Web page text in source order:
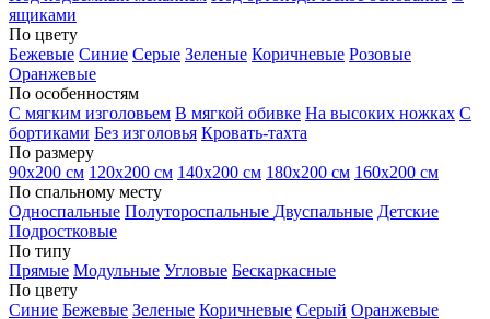
ящиками
По цвету
Бежевые Синие Серые Зеленые Коричневые Розовые
Оранжевые
По особенностям
С мягким изголовьем В мягкой обивке На высоких ножках С
бортиками Без изголовья Кровать-тахта
По размеру
90х200 см 120х200 см 140х200 см 180х200 см 160х200 см
По спальному месту
Односпальные Полутороспальные Двуспальные Детские
Подростковые
По типу
Прямые Модульные Угловые Бескаркасные
По цвету
Синие Бежевые Зеленые Коричневые Серый Оранжевые